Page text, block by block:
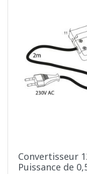
Convertisseur
Puissance de